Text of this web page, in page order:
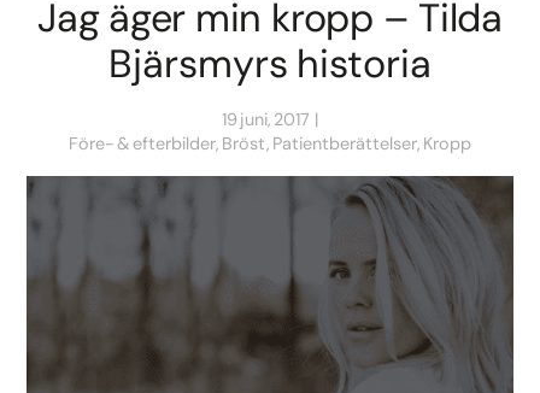
Jag äger min kropp – Tilda
Bjärsmyrs historia
19 juni, 2017
Före- & efterbilder, Bröst, Patientberättelser, Kropp